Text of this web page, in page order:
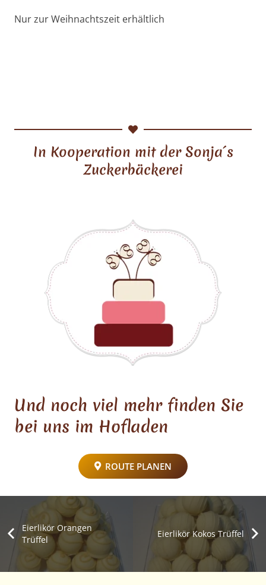
Nur zur Weihnachtszeit erhältlich
In Kooperation mit der Sonja´s
Zuckerbäckerei
Und noch viel mehr finden Sie
bei uns im Hofladen
ROUTE PLANEN
Eierlikör Orangen
Trüffel
Eierlikör Kokos Trüffel